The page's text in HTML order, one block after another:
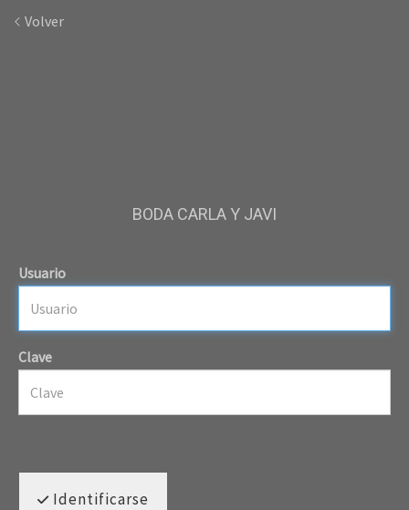
Volver
BODA CARLA Y JAVI
Usuario
Clave
Identificarse